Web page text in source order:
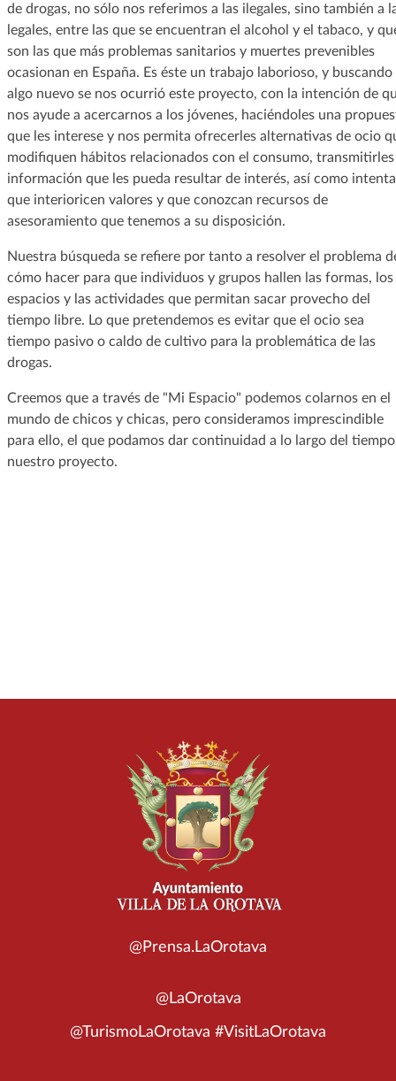
de drogas, no sólo nos referimos a las ilegales, sino también a
legales, entre las que se encuentran el alcohol y el tabaco, y
son las que más problemas sanitarios y muertes prevenibles
ocasionan en España. Es éste un trabajo laborioso, y buscando
algo nuevo se nos ocurrió este proyecto, con la intención de
nos ayude a acercarnos a los jóvenes, haciéndoles una
que les interese y nos permita ofrecerles alternativas de ocio
modifiquen hábitos relacionados con el consumo, transmitirles
información que les pueda resultar de interés, así como
que interioricen valores y que conozcan recursos de
asesoramiento que tenemos a su disposición.
Nuestra búsqueda se refiere por tanto a resolver el problema
cómo hacer para que individuos y grupos hallen las formas, los
espacios y las actividades que permitan sacar provecho del
tiempo libre. Lo que pretendemos es evitar que el ocio sea
tiempo pasivo o caldo de cultivo para la problemática de las
drogas.
Creemos que a través de "Mi Espacio" podemos colarnos en el
mundo de chicos y chicas, pero consideramos imprescindible
para ello, el que podamos dar continuidad a lo largo del tiempo
nuestro proyecto.
@Prensa.LaOrotava
@LaOrotava
@TurismoLaOrotava #VisitLaOrotava